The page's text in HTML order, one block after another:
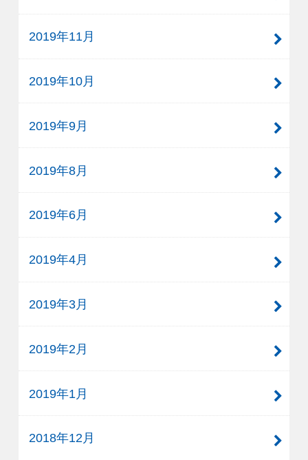
2019年11月
2019年10月
2019年9月
2019年8月
2019年6月
2019年4月
2019年3月
2019年2月
2019年1月
2018年12月